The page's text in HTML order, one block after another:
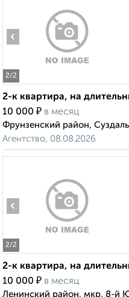
2/2
‹
2-к квартира, на
10 000 ₽ в месяц
Фрунзенский район,
Агентство, 08.08.2026
2/2
‹
2-к квартира, на
10 000 ₽ в месяц
Ленинский район, мкр. 8-й